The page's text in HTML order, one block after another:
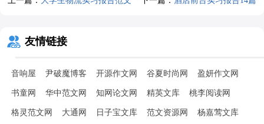
友情链接
音响屋 尹破魔博客 开源作文网 谷夏时尚网 盈妍作文网
书童网 华中范文网 知网论文网 精英文库 桃李阅读网
格灵范文网 大通网 日子宝文库 范文资源网 杨嘉莺文库